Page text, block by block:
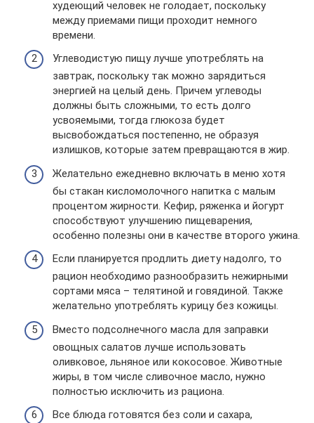
худеющий человек не голодает, поскольку
между приемами пищи проходит немного
времени.
Углеводистую пищу лучше употреблять на
завтрак, поскольку так можно зарядиться
энергией на целый день. Причем углеводы
должны быть сложными, то есть долго
усвояемыми, тогда глюкоза будет
высвобождаться постепенно, не образуя
излишков, которые затем превращаются в жир.
Желательно ежедневно включать в меню хотя
бы стакан кисломолочного напитка с малым
процентом жирности. Кефир, ряженка и йогурт
способствуют улучшению пищеварения,
особенно полезны они в качестве второго ужина.
Если планируется продлить диету надолго, то
рацион необходимо разнообразить нежирными
сортами мяса – телятиной и говядиной. Также
желательно употреблять курицу без кожицы.
Вместо подсолнечного масла для заправки
овощных салатов лучше использовать
оливковое, льняное или кокосовое. Животные
жиры, в том числе сливочное масло, нужно
полностью исключить из рациона.
Все блюда готовятся без соли и сахара,